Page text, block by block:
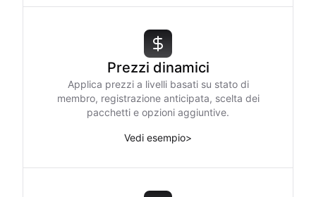
Prezzi dinamici
Applica prezzi a livelli basati su stato di
membro, registrazione anticipata, scelta dei
pacchetti e opzioni aggiuntive.
Vedi esempio>